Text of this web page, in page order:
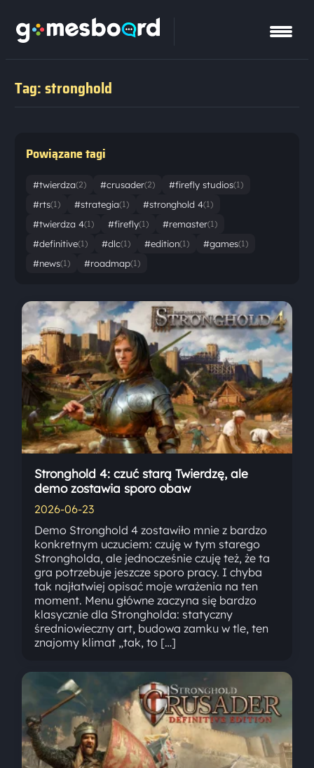
Tag: stronghold
Powiązane tagi
#twierdza(2) #crusader(2) #firefly studios(1)
#rts(1) #strategia(1) #stronghold 4(1)
#twierdza 4(1) #firefly(1) #remaster(1)
#definitive(1) #dlc(1) #edition(1) #games(1)
#news(1) #roadmap(1)
Stronghold 4: czuć starą Twierdzę, ale
demo zostawia sporo obaw
2026-06-23
Demo Stronghold 4 zostawiło mnie z bardzo
konkretnym uczuciem: czuję w tym starego
Strongholda, ale jednocześnie czuję też, że ta
gra potrzebuje jeszcze sporo pracy. I chyba
tak najłatwiej opisać moje wrażenia na ten
moment. Menu główne zaczyna się bardzo
klasycznie dla Strongholda: statyczny
średniowieczny art, budowa zamku w tle, ten
znajomy klimat „tak, to […]